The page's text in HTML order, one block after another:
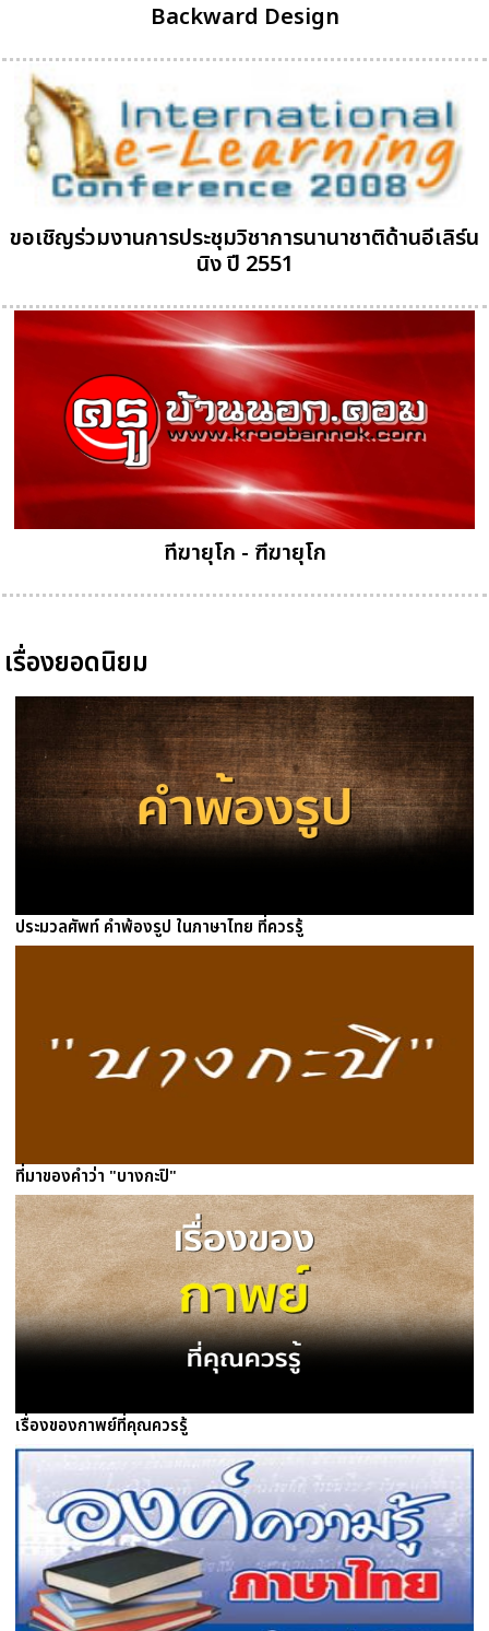
Backward Design
ขอเชิญร่วมงานการประชุมวิชาการนานาชาติด้านอีเลิร์น
นิง ปี 2551
ทีฆายุโก - ฑีฆายุโก
เรื่องยอดนิยม
ประมวลศัพท์ คำพ้องรูป ในภาษาไทย ที่ควรรู้
ที่มาของคำว่า "บางกะปิ"
เรื่องของกาพย์ที่คุณควรรู้